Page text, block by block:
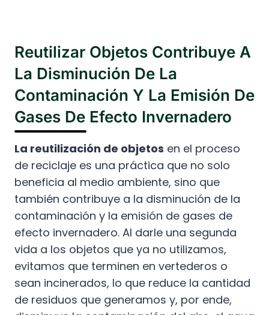
Reutilizar Objetos Contribuye A
La Disminución De La
Contaminación Y La Emisión De
Gases De Efecto Invernadero
La reutilización de objetos en el proceso
de reciclaje es una práctica que no solo
beneficia al medio ambiente, sino que
también contribuye a la disminución de la
contaminación y la emisión de gases de
efecto invernadero. Al darle una segunda
vida a los objetos que ya no utilizamos,
evitamos que terminen en vertederos o
sean incinerados, lo que reduce la cantidad
de residuos que generamos y, por ende,